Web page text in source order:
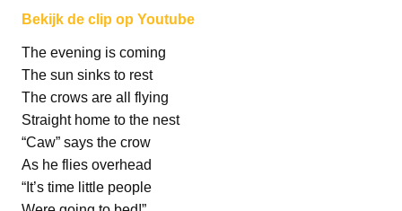
Bekijk de clip op Youtube
The evening is coming
The sun sinks to rest
The crows are all flying
Straight home to the nest
“Caw” says the crow
As he flies overhead
“It’s time little people